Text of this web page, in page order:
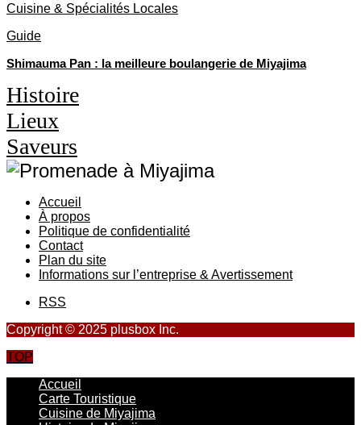
Cuisine & Spécialités Locales
Guide
Shimauma Pan : la meilleure boulangerie de Miyajima
Histoire
Lieux
Saveurs
Accueil
À propos
Politique de confidentialité
Contact
Plan du site
Informations sur l’entreprise & Avertissement
RSS
Copyright © 2025 plusbox Inc.
TOP
Accueil
Carte Touristique
Cuisine de Miyajima